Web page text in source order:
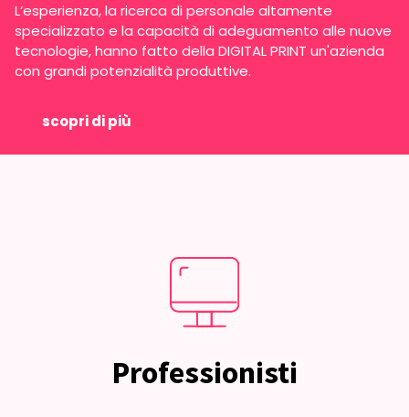
L’esperienza, la ricerca di personale altamente
specializzato e la capacità di adeguamento alle nuove
tecnologie, hanno fatto della DIGITAL PRINT un'azienda
con grandi potenzialità produttive.
scopri di più
Professionisti